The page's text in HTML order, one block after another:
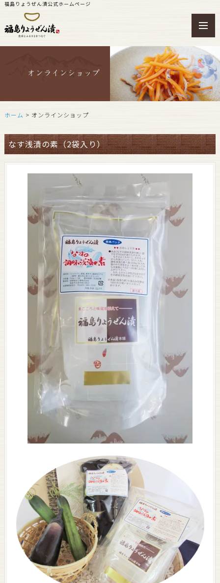
福島りょうぜん漬公式ホームページ
ホーム > オンラインショップ
なす浅漬の素（2袋入り）